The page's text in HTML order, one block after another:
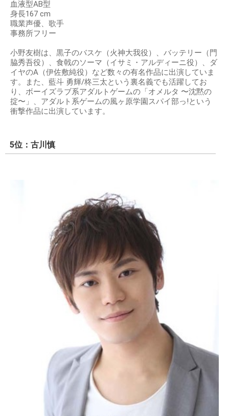
血液型AB型
身長167 cm
職業声優、歌手
事務所フリー
小野友樹は、黒子のバスケ（火神大我役）、バッテリー（門
脇秀吾役）、食戟のソーマ（イサミ・アルディーニ役）、ダ
イヤのA（伊佐敷純役）など数々の有名作品に出演していま
す。また、藍斗 勇輝/柊三太という裏名義でも活躍してお
り、ボーイズラブ系アダルトゲームの「オメルタ 〜沈黙の
掟〜」、アダルト系ゲームの風ヶ原学園スパイ部っ!という
衝撃作品に出演しています。
5位：古川慎